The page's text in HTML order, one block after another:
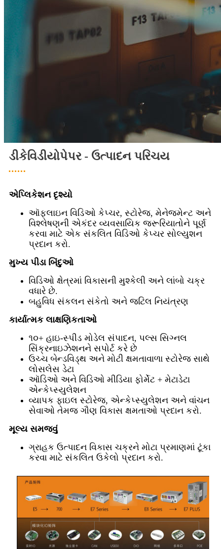
ડીકેવિડીયોપેપર - ઉત્પાદન પરિચય
એપ્લિકેશન દૃશ્યો
ઑફલાઇન વિડિઓ કેપ્ચર, સ્ટોરેજ, મેનેજમેન્ટ અને
વિશ્લેષણની એકંદર વ્યવસાયિક જરૂરિયાતોને પૂર્ણ
કરવા માટે એક સંકલિત વિડિઓ કેપ્ચર સોલ્યુશન
પ્રદાન કરો.
મુખ્ય પીડા બિંદુઓ
વિડિઓ ક્ષેત્રમાં વિકાસની મુશ્કેલી અને લાંબો ચક્ર
વધારે છે.
બહુવિધ સંકલન સંકેતો અને જટિલ નિયંત્રણ
કાર્યાત્મક લાક્ષણિકતાઓ
૧૦+ હાઇ-સ્પીડ મોડેલ સંપાદન, પલ્સ સિગ્નલ
સિંક્રનાઇઝેશનને સપોર્ટ કરે છે
ઉચ્ચ બેન્ડવિડ્થ અને મોટી ક્ષમતાવાળા સ્ટોરેજ સાથે
લોસલેસ ડેટા
ઑડિઓ અને વિડિઓ મીડિયા ફોર્મેટ + મેટાડેટા
એન્કેપ્સ્યુલેશન
વ્યાપક ફાઇલ સ્ટોરેજ, એન્કેપ્સ્યુલેશન અને વાંચન
સેવાઓ તેમજ ગૌણ વિકાસ ક્ષમતાઓ પ્રદાન કરો.
મૂલ્ય સમજવું
ગ્રાહક ઉત્પાદન વિકાસ ચક્રને મોટા પ્રમાણમાં ટૂંકા
કરવા માટે સંકલિત ઉકેલો પ્રદાન કરો.